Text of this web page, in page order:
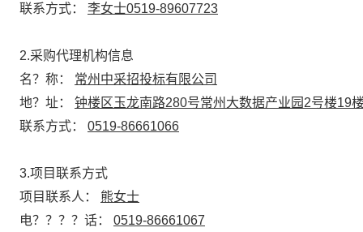
联系方式： 李女士0519-89607723
2.采购代理机构信息
名？称： 常州中采招投标有限公司
地？址： 钟楼区玉龙南路280号常州大数据产业园2号楼19
联系方式： 0519-86661066
3.项目联系方式
项目联系人： 熊女士
电？？？？话： 0519-86661067